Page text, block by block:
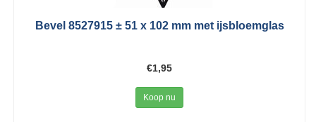
Bevel 8527915 ± 51 x 102 mm met ijsbloemglas
€1,95
Koop nu